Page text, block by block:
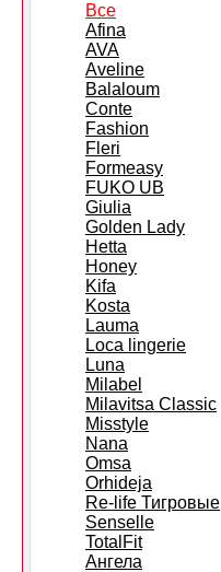
Все
Afina
AVA
Aveline
Balaloum
Conte
Fashion
Fleri
Formeasy
FUKO UB
Giulia
Golden Lady
Hetta
Honey
Kifa
Kosta
Lauma
Loca lingerie
Luna
Milabel
Milavitsa Classic
Misstyle
Nana
Omsa
Orhideja
Re-life Тигровые
Senselle
TotalFit
Ангела